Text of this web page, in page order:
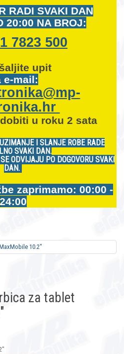
RADI SVAKI DAN
20:00 NA BROJ:
7823 500
upit
e-mail:
u roku 2 sata
I SLANJE ROBE RADE
SVAKI DAN.
ODVIJAJU PO DOGOVORU SVAKI
DAN.
zaprimamo: 00:00 -
24:00
za tablet